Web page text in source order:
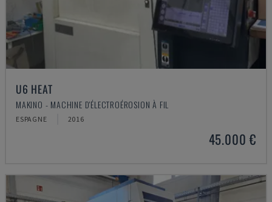
U6 HEAT
MAKINO - MACHINE D'ÉLECTROÉROSION À FIL
ESPAGNE 2016
45.000 €